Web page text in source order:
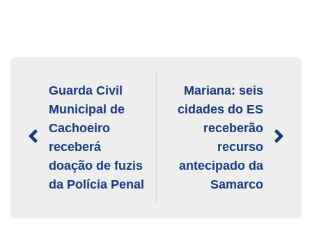
Guarda Civil
Municipal de
Cachoeiro
receberá
doação de fuzis
da Polícia Penal
Mariana: seis
cidades do ES
receberão
recurso
antecipado da
Samarco